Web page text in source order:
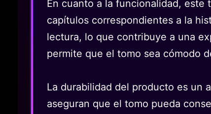
En cuanto a la funcionalidad,
capítulos correspondientes a la
lectura, lo que contribuye a una
permite que el tomo sea cómodo
La durabilidad del producto es un
aseguran que el tomo pueda